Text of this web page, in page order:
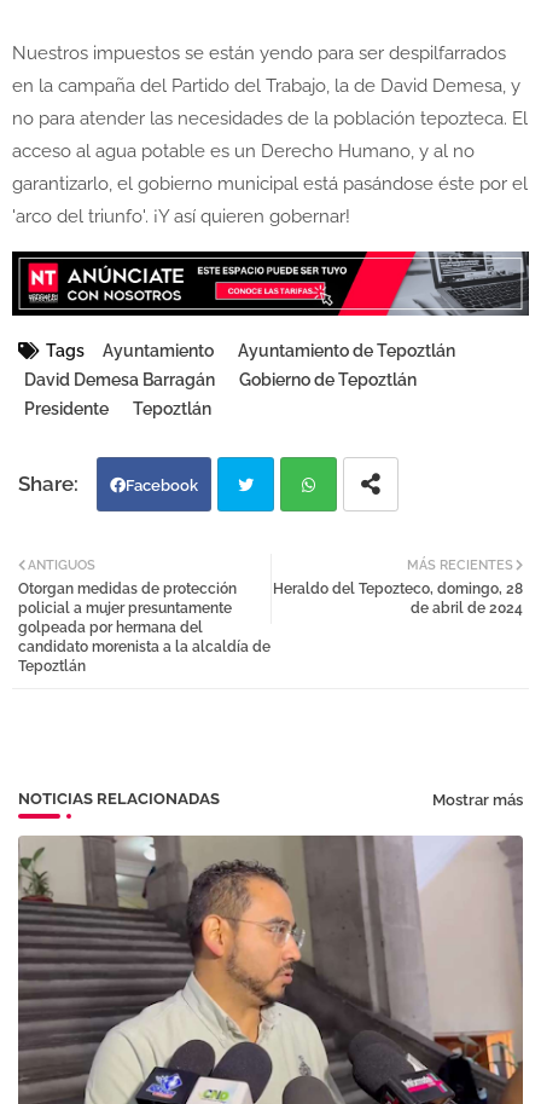
Nuestros impuestos se están yendo para ser despilfarrados
en la campaña del Partido del Trabajo, la de David Demesa, y
no para atender las necesidades de la población tepozteca. El
acceso al agua potable es un Derecho Humano, y al no
garantizarlo, el gobierno municipal está pasándose éste por el
'arco del triunfo'. ¡Y así quieren gobernar!
Tags Ayuntamiento
Ayuntamiento de Tepoztlán
David Demesa Barragán
Gobierno de Tepoztlán
Presidente
Tepoztlán
Facebook
tter atsa
MÁS RECIENTES
Heraldo del Tepozteco, domingo, 28
de abril de 2024
ANTIGUOS
Otorgan medidas de protección
policial a mujer presuntamente
golpeada por hermana del
candidato morenista a la alcaldía de
Tepoztlán
NOTICIAS RELACIONADAS Mostrar más